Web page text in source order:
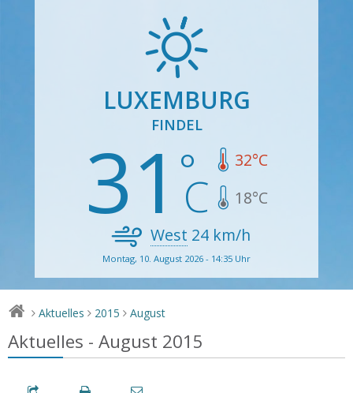
LUXEMBURG
FINDEL
31 32°C
18°C
West 24 km/h
Montag, 10. August 2026 - 14:35 Uhr
> Aktuelles > 2015 > August
Aktuelles - August 2015